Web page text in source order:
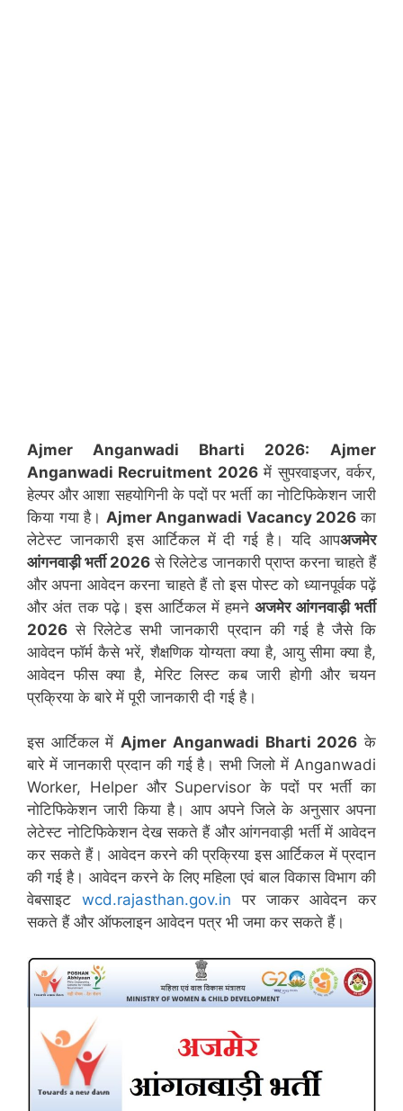
Ajmer Anganwadi Bharti 2026:
Ajmer
Anganwadi Recruitment 2026में सुपरवाइजर, वर्कर,
हेल्पर और आशा सहयोगिनी के पदों पर भर्ती का नोटिफिकेशन जारी
किया गया है। Ajmer Anganwadi Vacancy 2026का
लेटेस्ट जानकारी इस आर्टिकल में दी गई है। यदि आपअजमेर
आंगनवाड़ी भर्ती 2026 से रिलेटेड जानकारी प्राप्त करना चाहते हैं
और अपना आवेदन करना चाहते हैं तो इस पोस्ट को ध्यानपूर्वक पढ़ें
और अंत तक पढ़े। इस आर्टिकल में हमनेअजमेर आंगनवाड़ी भर्ती
2026 से रिलेटेड सभी जानकारी प्रदान की गई है जैसे कि
आवेदन फॉर्म कैसे भरें, शैक्षणिक योग्यता क्या है, आयु सीमा क्या है,
आवेदन फीस क्या है, मेरिट लिस्ट कब जारी होगी और चयन
प्रक्रिया के बारे में पूरी जानकारी दी गई है।
इस आर्टिकल मेंAjmer Anganwadi Bharti 2026 के
बारे में जानकारी प्रदान की गई है। सभी जिलो में Anganwadi
Worker, Helper और Supervisor के पदों पर भर्ती का
नोटिफिकेशन जारी किया है। आप अपने जिले के अनुसार अपना
लेटेस्ट नोटिफिकेशन देख सकते हैं और आंगनवाड़ी भर्ती में आवेदन
कर सकते हैं। आवेदन करने की प्रक्रिया इस आर्टिकल में प्रदान
की गई है। आवेदन करने के लिए महिला एवं बाल विकास विभाग की
वेबसाइट wcd.rajasthan.gov.in पर जाकर आवेदन कर
सकते हैं और ऑफलाइन आवेदन पत्र भी जमा कर सकते हैं।